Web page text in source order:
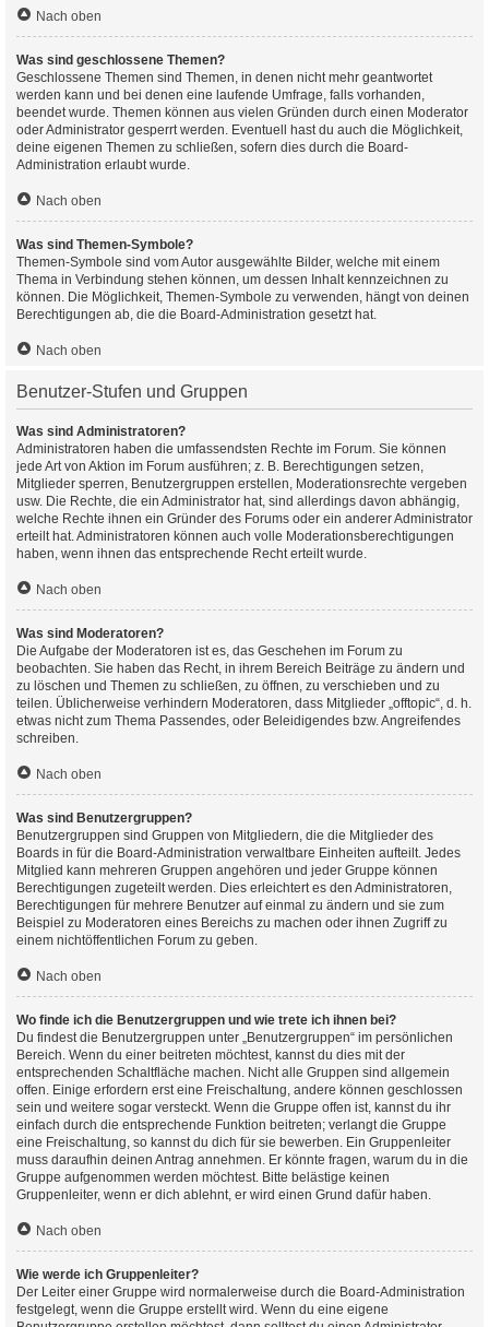
Nach oben
Was sind geschlossene Themen?
Geschlossene Themen sind Themen, in denen nicht mehr geantwortet
werden kann und bei denen eine laufende Umfrage, falls vorhanden,
beendet wurde. Themen können aus vielen Gründen durch einen Moderator
oder Administrator gesperrt werden. Eventuell hast du auch die Möglichkeit,
deine eigenen Themen zu schließen, sofern dies durch die Board-
Administration erlaubt wurde.
Nach oben
Was sind Themen-Symbole?
Themen-Symbole sind vom Autor ausgewählte Bilder, welche mit einem
Thema in Verbindung stehen können, um dessen Inhalt kennzeichnen zu
können. Die Möglichkeit, Themen-Symbole zu verwenden, hängt von deinen
Berechtigungen ab, die die Board-Administration gesetzt hat.
Nach oben
Benutzer-Stufen und Gruppen
Was sind Administratoren?
Administratoren haben die umfassendsten Rechte im Forum. Sie können
jede Art von Aktion im Forum ausführen; z. B. Berechtigungen setzen,
Mitglieder sperren, Benutzergruppen erstellen, Moderationsrechte vergeben
usw. Die Rechte, die ein Administrator hat, sind allerdings davon abhängig,
welche Rechte ihnen ein Gründer des Forums oder ein anderer Administrator
erteilt hat. Administratoren können auch volle Moderationsberechtigungen
haben, wenn ihnen das entsprechende Recht erteilt wurde.
Nach oben
Was sind Moderatoren?
Die Aufgabe der Moderatoren ist es, das Geschehen im Forum zu
beobachten. Sie haben das Recht, in ihrem Bereich Beiträge zu ändern und
zu löschen und Themen zu schließen, zu öffnen, zu verschieben und zu
teilen. Üblicherweise verhindern Moderatoren, dass Mitglieder „offtopic“, d. h.
etwas nicht zum Thema Passendes, oder Beleidigendes bzw. Angreifendes
schreiben.
Nach oben
Was sind Benutzergruppen?
Benutzergruppen sind Gruppen von Mitgliedern, die die Mitglieder des
Boards in für die Board-Administration verwaltbare Einheiten aufteilt. Jedes
Mitglied kann mehreren Gruppen angehören und jeder Gruppe können
Berechtigungen zugeteilt werden. Dies erleichtert es den Administratoren,
Berechtigungen für mehrere Benutzer auf einmal zu ändern und sie zum
Beispiel zu Moderatoren eines Bereichs zu machen oder ihnen Zugriff zu
einem nichtöffentlichen Forum zu geben.
Nach oben
Wo finde ich die Benutzergruppen und wie trete ich ihnen bei?
Du findest die Benutzergruppen unter „Benutzergruppen“ im persönlichen
Bereich. Wenn du einer beitreten möchtest, kannst du dies mit der
entsprechenden Schaltfläche machen. Nicht alle Gruppen sind allgemein
offen. Einige erfordern erst eine Freischaltung, andere können geschlossen
sein und weitere sogar versteckt. Wenn die Gruppe offen ist, kannst du ihr
einfach durch die entsprechende Funktion beitreten; verlangt die Gruppe
eine Freischaltung, so kannst du dich für sie bewerben. Ein Gruppenleiter
muss daraufhin deinen Antrag annehmen. Er könnte fragen, warum du in die
Gruppe aufgenommen werden möchtest. Bitte belästige keinen
Gruppenleiter, wenn er dich ablehnt, er wird einen Grund dafür haben.
Nach oben
Wie werde ich Gruppenleiter?
Der Leiter einer Gruppe wird normalerweise durch die Board-Administration
festgelegt, wenn die Gruppe erstellt wird. Wenn du eine eigene